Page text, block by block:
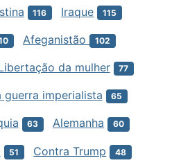
116 Iraque 115
Afeganistão 102
da mulher 77
guerra imperialista 65
63 Alemanha 60
51 Contra Trump 48